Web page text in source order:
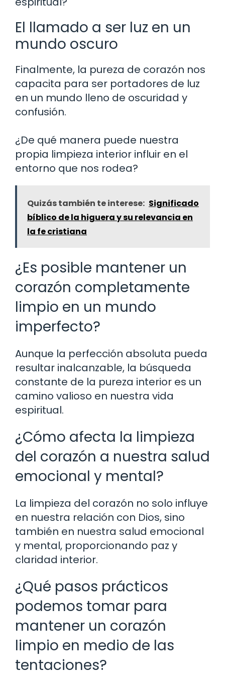
El llamado a ser luz en un
mundo oscuro
Finalmente, la pureza de corazón nos
capacita para ser portadores de luz
en un mundo lleno de oscuridad y
confusión.
¿De qué manera puede nuestra
propia limpieza interior influir en el
entorno que nos rodea?
Quizás también te interese: Significado
bíblico de la higuera y su relevancia en
la fe cristiana
¿Es posible mantener un
corazón completamente
limpio en un mundo
imperfecto?
Aunque la perfección absoluta pueda
resultar inalcanzable, la búsqueda
constante de la pureza interior es un
camino valioso en nuestra vida
espiritual.
¿Cómo afecta la limpieza
del corazón a nuestra salud
emocional y mental?
La limpieza del corazón no solo influye
en nuestra relación con Dios, sino
también en nuestra salud emocional
y mental, proporcionando paz y
claridad interior.
¿Qué pasos prácticos
podemos tomar para
mantener un corazón
limpio en medio de las
tentaciones?